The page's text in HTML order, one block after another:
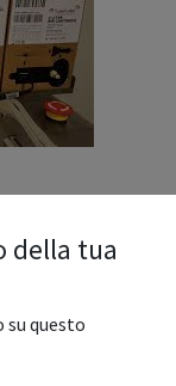
Yellow
della tua
su questo